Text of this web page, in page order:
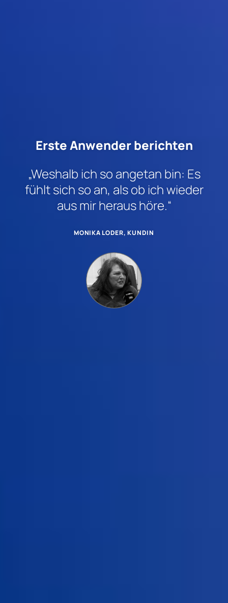
Erste Anwender berichten
„Weshalb ich so angetan bin: Es
fühlt sich so an, als ob ich wieder
aus mir heraus höre.“
MONIKA LODER, KUNDIN